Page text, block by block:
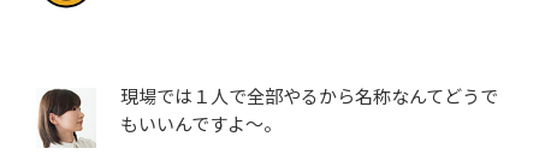
現場では１人で全部やるから名称なんてどうで
もいいんですよ～。